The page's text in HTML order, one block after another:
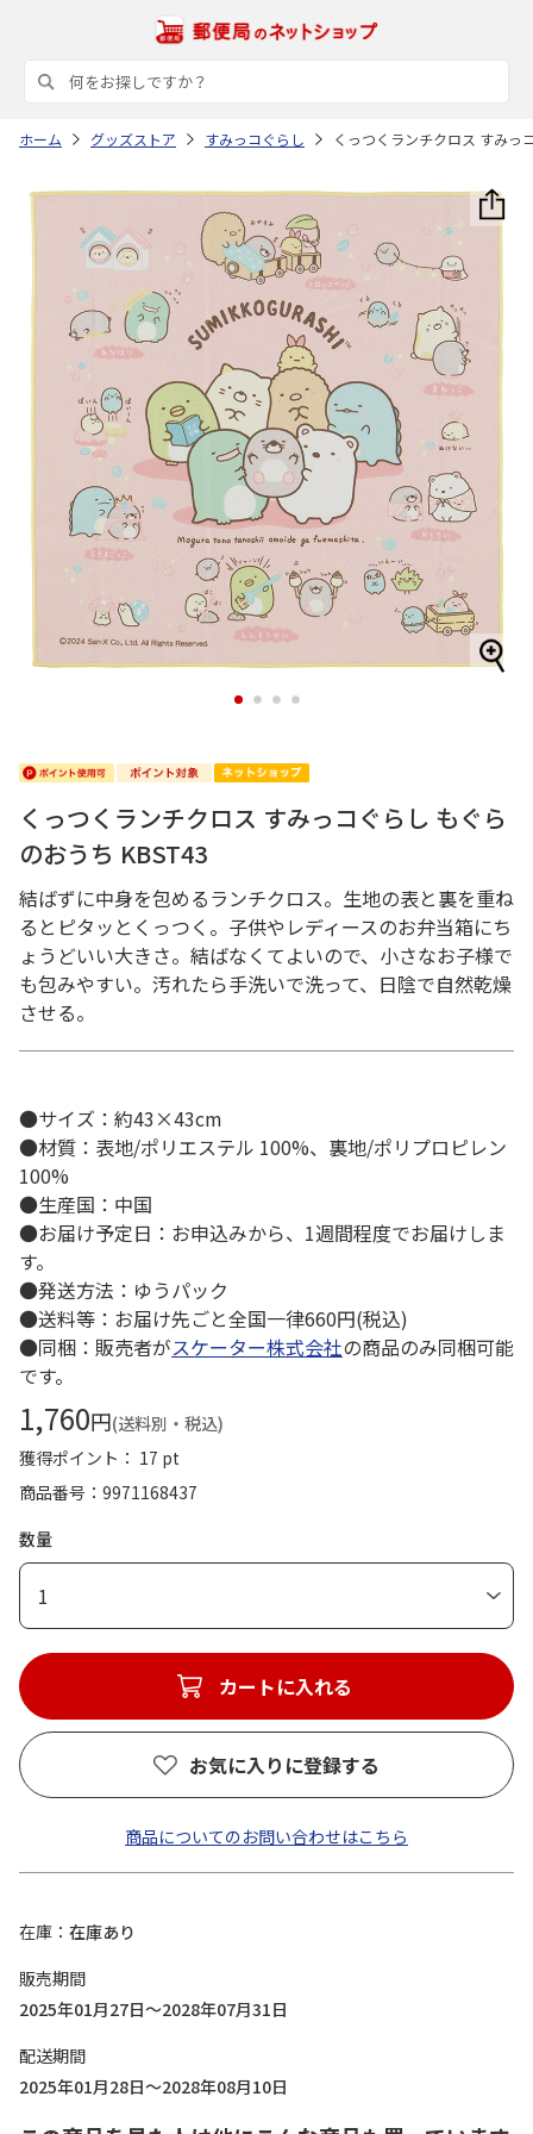
ホーム グッズストア すみっコぐらし くっつくランチクロス すみっ
1 2 3 4
くっつくランチクロス すみっコぐらし もぐら
のおうち KBST43
結ばずに中身を包めるランチクロス。生地の表と裏を重ね
るとピタッとくっつく。子供やレディースのお弁当箱にち
ょうどいい大きさ。結ばなくてよいので、小さなお子様で
も包みやすい。汚れたら手洗いで洗って、日陰で自然乾燥
させる。
●サイズ：約43×43cm
●材質：表地/ポリエステル 100%、裏地/ポリプロピレン
100%
●生産国：中国
●お届け予定日：お申込みから、1週間程度でお届けしま
す。
●発送方法：ゆうパック
●送料等：お届け先ごと全国一律660円(税込)
●同梱：販売者がスケーター株式会社の商品のみ同梱可能
です。
1,760円(送料別・税込)
獲得ポイント： 17 pt
商品番号
9971168437
数量
1
カートに入れる
お気に入りに登録する
商品についてのお問い合わせはこちら
在庫
在庫あり
販売期間
2025年01月27日～2028年07月31日
配送期間
2025年01月28日～2028年08月10日